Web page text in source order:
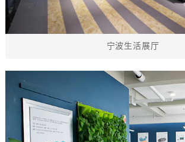
宁波生活展厅